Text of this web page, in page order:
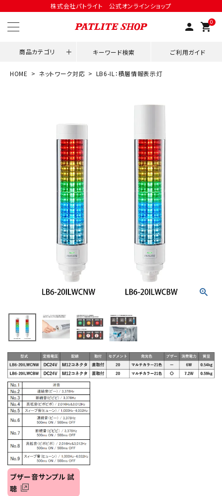
株式会社パトライト 公式オンラインショップ
person 0
shopping_cart
商品カテゴリ キーワード検索 ご利用ガイド
person
用途別改善アイデア
ネットワーク対応
積層信号灯
光音一体型
音/音声
LED照明
センサ機器
散光式警光灯
オプション
HOME ネットワーク対応 LB6-IL：積層情報表示灯
ブザー音サンプル 試
聴